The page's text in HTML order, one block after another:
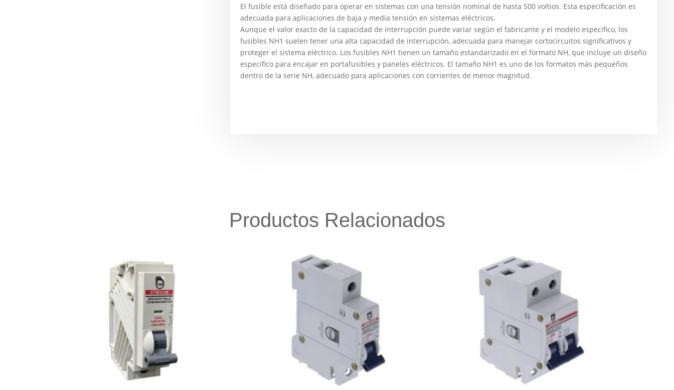
El fusible está diseñado para operar en sistemas con una tensión nominal de hasta 500 voltios. Esta especificación es
adecuada para aplicaciones de baja y media tensión en sistemas eléctricos.
Aunque el valor exacto de la capacidad de interrupción puede variar según el fabricante y el modelo específico, los
fusibles NH1 suelen tener una alta capacidad de interrupción, adecuada para manejar cortocircuitos significativos y
proteger el sistema eléctrico. Los fusibles NH1 tienen un tamaño estandarizado en el formato NH, que incluye un diseño
específico para encajar en portafusibles y paneles eléctricos. El tamaño NH1 es uno de los formatos más pequeños
dentro de la serie NH, adecuado para aplicaciones con corrientes de menor magnitud.
Productos Relacionados